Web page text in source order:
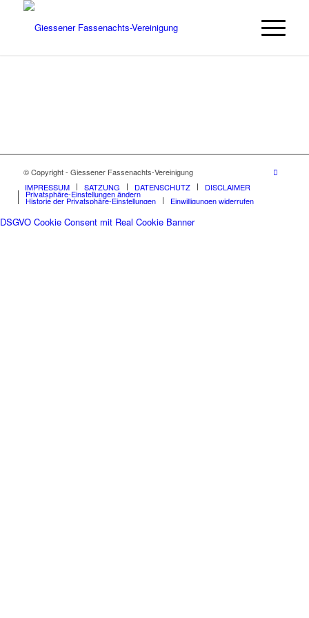
© Copyright - Giessener Fassenachts-Vereinigung
IMPRESSUM
SATZUNG DATENSCHUTZ DISCLAIMER
Privatsphäre-Einstellungen ändern
Historie der Privatsphäre-Einstellungen Einwilligungen widerrufen
DSGVO Cookie Consent mit Real Cookie Banner